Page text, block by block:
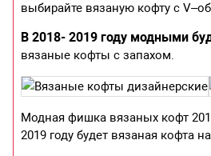
выбирайте вязаную кофту с
В 2018- 2019 году модными
вязаные кофты с запахом.
Модная фишка вязаных кофт
2019 году будет вязаная кофта